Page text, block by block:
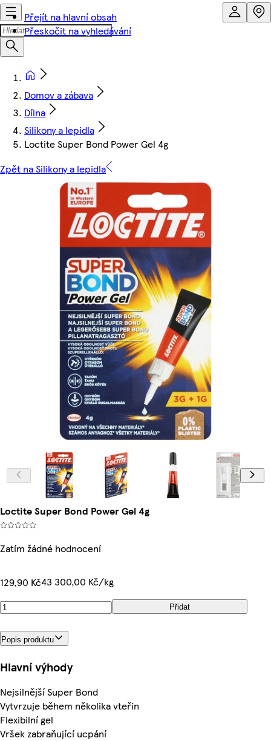
Přejít na hlavní obsah
Přeskočit na vyhledávání
Domov a zábava
Dílna
Silikony a lepidla
Loctite Super Bond Power Gel 4g
Zpět na Silikony a lepidla
Loctite Super Bond Power Gel 4g
Zatím žádné hodnocení
129,90 Kč43 300,00 Kč/kg
Přidat
Popis produktu
Hlavní výhody
Nejsilnější Super Bond
Vytvrzuje během několika vteřin
Flexibilní gel
Vršek zabraňující ucpání